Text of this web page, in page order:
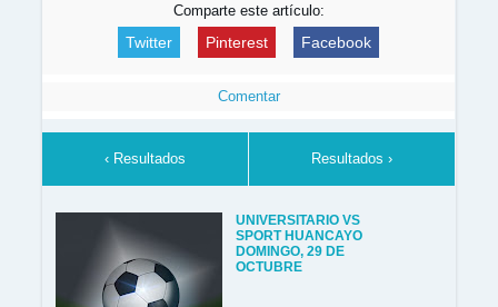
Comparte este artículo:
Twitter Pinterest Facebook
Comentar
‹ Resultados Resultados ›
UNIVERSITARIO VS
SPORT HUANCAYO
DOMINGO, 29 DE
OCTUBRE